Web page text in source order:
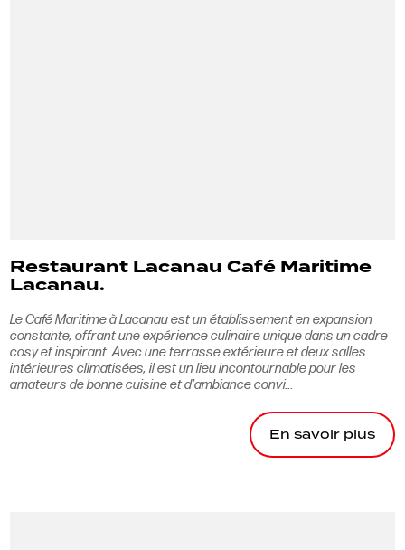
Restaurant Lacanau Café Maritime
Lacanau.
Le Café Maritime à Lacanau est un établissement en expansion
constante, offrant une expérience culinaire unique dans un cadre
cosy et inspirant. Avec une terrasse extérieure et deux salles
intérieures climatisées, il est un lieu incontournable pour les
amateurs de bonne cuisine et d'ambiance convi...
En savoir plus